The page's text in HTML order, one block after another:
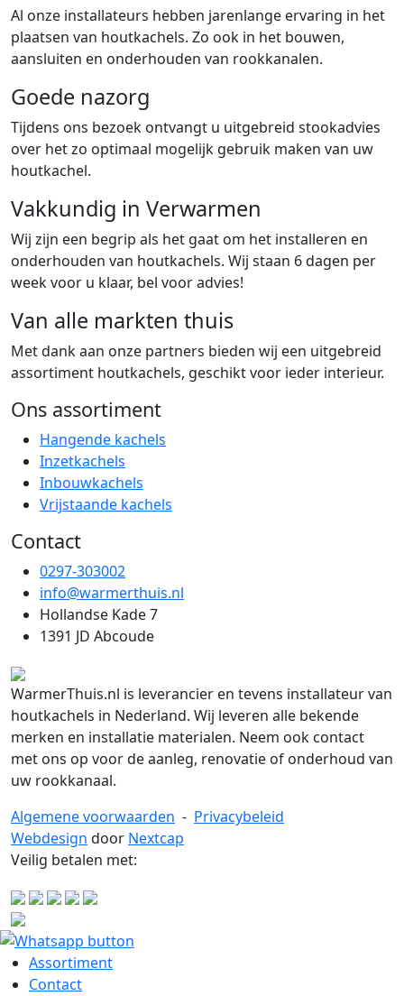
Al onze installateurs hebben jarenlange ervaring in het
plaatsen van houtkachels. Zo ook in het bouwen,
aansluiten en onderhouden van rookkanalen.
Goede nazorg
Tijdens ons bezoek ontvangt u uitgebreid stookadvies
over het zo optimaal mogelijk gebruik maken van uw
houtkachel.
Vakkundig in Verwarmen
Wij zijn een begrip als het gaat om het installeren en
onderhouden van houtkachels. Wij staan 6 dagen per
week voor u klaar, bel voor advies!
Van alle markten thuis
Met dank aan onze partners bieden wij een uitgebreid
assortiment houtkachels, geschikt voor ieder interieur.
Ons assortiment
Hangende kachels
Inzetkachels
Inbouwkachels
Vrijstaande kachels
Contact
0297-303002
info@warmerthuis.nl
Hollandse Kade 7
1391 JD Abcoude
WarmerThuis.nl is leverancier en tevens installateur van
houtkachels in Nederland. Wij leveren alle bekende
merken en installatie materialen. Neem ook contact
met ons op voor de aanleg, renovatie of onderhoud van
uw rookkanaal.
Algemene voorwaarden - Privacybeleid
Webdesign door Nextcap
Veilig betalen met:
Assortiment
Contact